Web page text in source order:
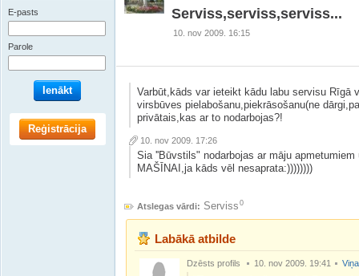
Serviss,serviss,serviss...
10. nov 2009. 16:15
Varbūt,kāds var ieteikt kādu labu servisu Rīgā
virsbūves pielabošanu,piekrāsošanu(ne
privātais,kas ar to nodarbojas?!
10. nov 2009. 17:26
Sia ''Būvstils" nodarbojas ar māju
MAŠĪNAI,ja kāds vēl nesaprata:))))))))
Atslegas vārdi: Serviss 0
Labākā atbilde
Dzēsts profils 10. nov 2009. 19:41
E-pasts
Parole
Ienākt
Reģistrācija